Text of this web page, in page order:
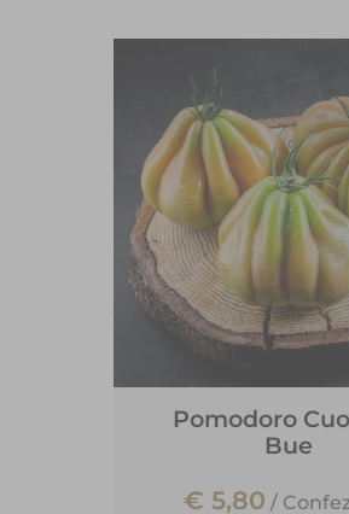
Pomodoro
Bue
€ 5,80 /